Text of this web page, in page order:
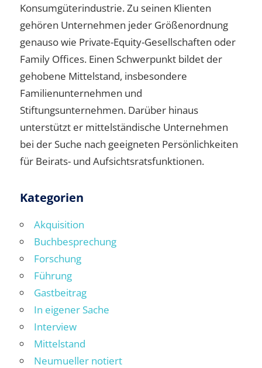
Konsumgüterindustrie. Zu seinen Klienten
gehören Unternehmen jeder Größenordnung
genauso wie Private-Equity-Gesellschaften oder
Family Offices. Einen Schwerpunkt bildet der
gehobene Mittelstand, insbesondere
Familienunternehmen und
Stiftungsunternehmen. Darüber hinaus
unterstützt er mittelständische Unternehmen
bei der Suche nach geeigneten Persönlichkeiten
für Beirats- und Aufsichtsratsfunktionen.
Kategorien
Akquisition
Buchbesprechung
Forschung
Führung
Gastbeitrag
In eigener Sache
Interview
Mittelstand
Neumueller notiert